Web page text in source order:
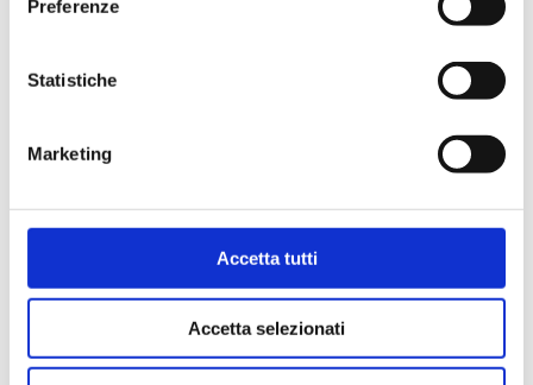
Preferenze
Statistiche
Marketing
Accetta tutti
Accetta selezionati